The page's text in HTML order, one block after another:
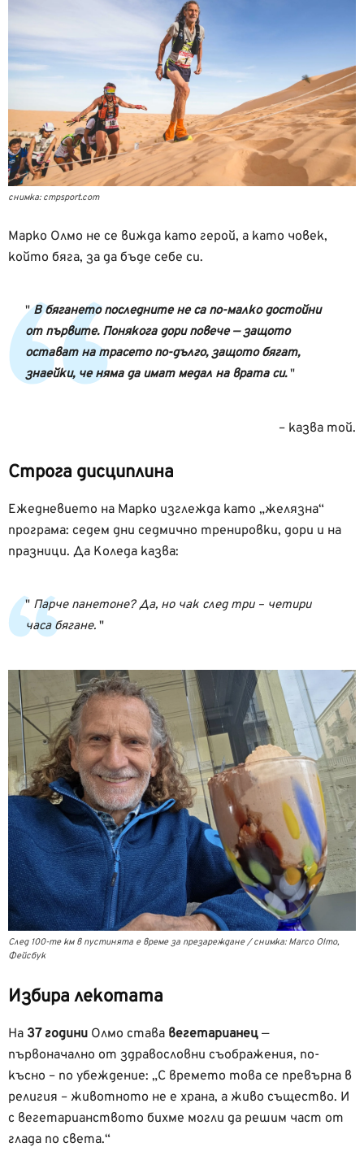
снимка: cmpsport.com
Марко Олмо не се вижда като герой, а като човек,
който бяга, за да бъде себе си.
В бягането последните не са по-малко достойни
от първите. Понякога дори повече — защото
остават на трасето по-дълго, защото бягат,
знаейки, че няма да имат медал на врата си.
– казва той.
Строга дисциплина
Ежедневието на Марко изглежда като „желязна“
програма: седем дни седмично тренировки, дори и на
празници. Да Коледа казва:
Парче панетоне? Да, но чак след три – четири
часа бягане.
След 100-те км в пустинята е време за презареждане / снимка: Marco Olmo,
Фейсбук
Избира лекотата
На 37 години Олмо става вегетарианец —
първоначално от здравословни съображения, по-
късно – по убеждение: „С времето това се превърна в
религия – животното не е храна, а живо същество. И
с вегетарианството бихме могли да решим част от
глада по света.“